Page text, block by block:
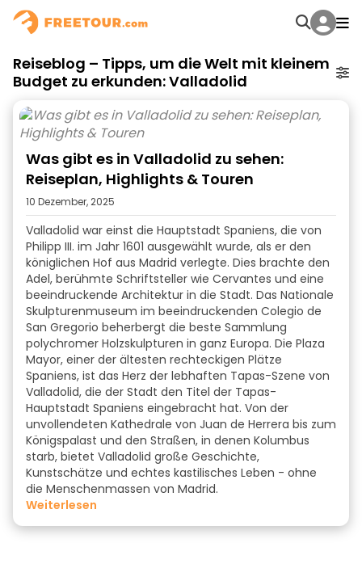
Reiseblog – Tipps, um die Welt mit kleinem
Budget zu erkunden: Valladolid
Was gibt es in Valladolid zu sehen:
Reiseplan, Highlights & Touren
10 Dezember, 2025
Valladolid war einst die Hauptstadt Spaniens, die von
Philipp III. im Jahr 1601 ausgewählt wurde, als er den
königlichen Hof aus Madrid verlegte. Dies brachte den
Adel, berühmte Schriftsteller wie Cervantes und eine
beeindruckende Architektur in die Stadt. Das Nationale
Skulpturenmuseum im beeindruckenden Colegio de
San Gregorio beherbergt die beste Sammlung
polychromer Holzskulpturen in ganz Europa. Die Plaza
Mayor, einer der ältesten rechteckigen Plätze
Spaniens, ist das Herz der lebhaften Tapas-Szene von
Valladolid, die der Stadt den Titel der Tapas-
Hauptstadt Spaniens eingebracht hat. Von der
unvollendeten Kathedrale von Juan de Herrera bis zum
Königspalast und den Straßen, in denen Kolumbus
starb, bietet Valladolid große Geschichte,
Kunstschätze und echtes kastilisches Leben - ohne
die Menschenmassen von Madrid.
weiterlesen